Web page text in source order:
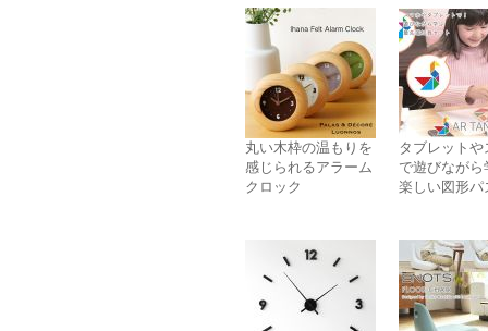
丸い木枠の温もりを
感じられるアラーム
クロック
タブレットや
で遊びながら
楽しい図形パ